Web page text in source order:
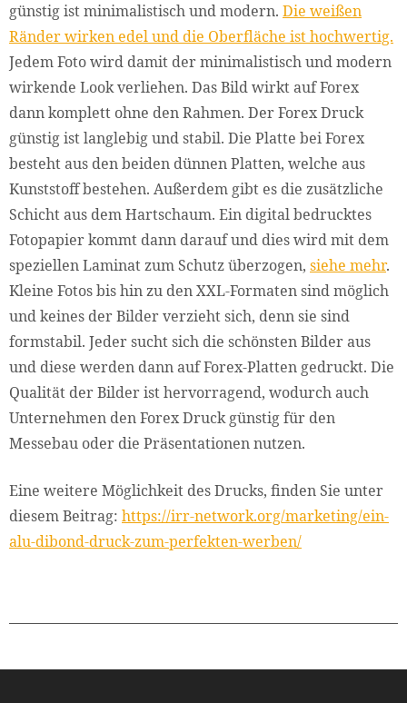
günstig ist minimalistisch und modern. Die weißen
Ränder wirken edel und die Oberfläche ist hochwertig.
Jedem Foto wird damit der minimalistisch und modern
wirkende Look verliehen. Das Bild wirkt auf Forex
dann komplett ohne den Rahmen. Der Forex Druck
günstig ist langlebig und stabil. Die Platte bei Forex
besteht aus den beiden dünnen Platten, welche aus
Kunststoff bestehen. Außerdem gibt es die zusätzliche
Schicht aus dem Hartschaum. Ein digital bedrucktes
Fotopapier kommt dann darauf und dies wird mit dem
speziellen Laminat zum Schutz überzogen, siehe mehr.
Kleine Fotos bis hin zu den XXL-Formaten sind möglich
und keines der Bilder verzieht sich, denn sie sind
formstabil. Jeder sucht sich die schönsten Bilder aus
und diese werden dann auf Forex-Platten gedruckt. Die
Qualität der Bilder ist hervorragend, wodurch auch
Unternehmen den Forex Druck günstig für den
Messebau oder die Präsentationen nutzen.
Eine weitere Möglichkeit des Drucks, finden Sie unter
diesem Beitrag: https://irr-network.org/marketing/ein-
alu-dibond-druck-zum-perfekten-werben/